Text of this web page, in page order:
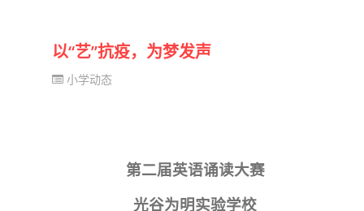
以“艺”抗疫，为梦发声
小学动态
第二届英语诵读大赛
光谷为明实验学校